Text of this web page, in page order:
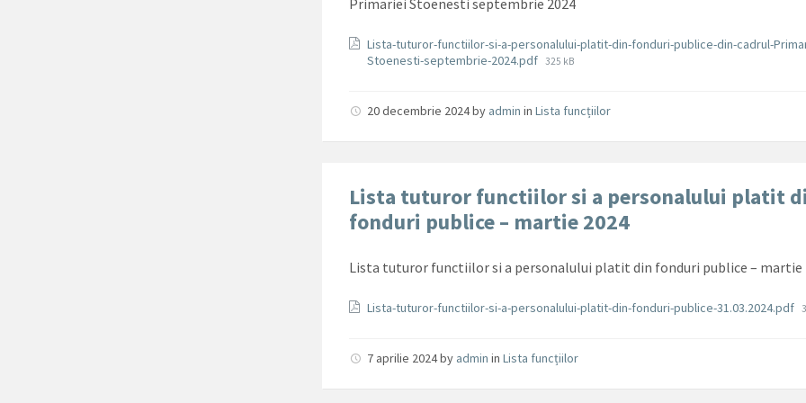
Primariei Stoenesti septembrie 2024
Documente
Lista-tuturor-functiilor-si-a-personalului-platit-din-fonduri-publice-din-cadrul-
Stoenesti-septembrie-2024.pdf File
325 kB
20 decembrie 2024by admin inLista funcțiilor
Lista tuturor functiilor si a personalului platit
fonduri publice – martie 2024
Lista tuturor functiilor si a personalului platit din fonduri publice – martie
Documente
Lista-tuturor-functiilor-si-a-personalului-platit-din-fonduri-publice-31.03.2024.pdf
7 aprilie 2024by admin inLista funcțiilor